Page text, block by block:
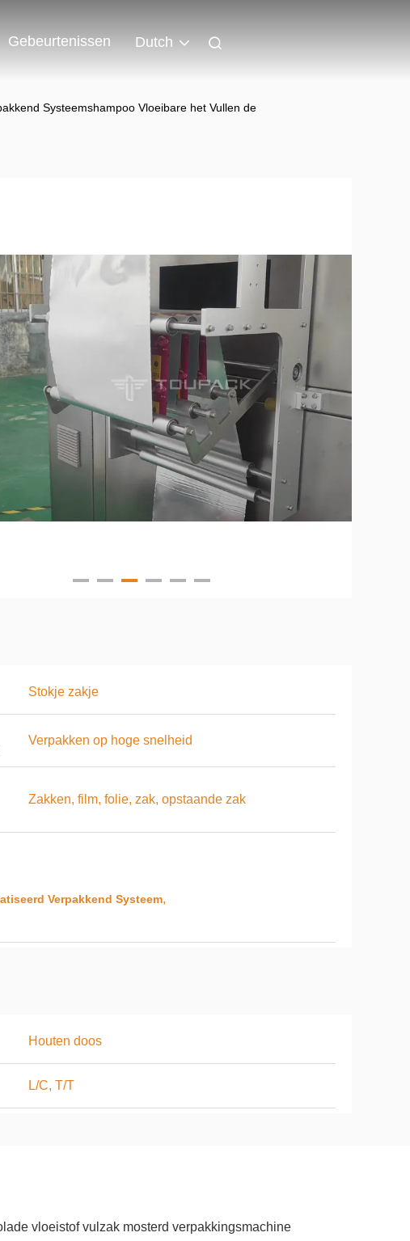
Gebeurtenissen Dutch
Systeemshampoo Vloeibare het Vullen de
Stokje zakje
Verpakken op hoge snelheid
Zakken, film, folie, zak, opstaande zak
Verpakkend Systeem,
Houten doos
L/C, T/T
vloeistof vulzak mosterd verpakkingsmachine